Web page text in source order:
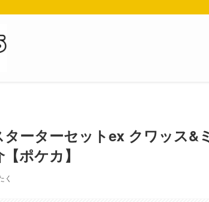
ターターセットex クワッス&
ポケカ】
く